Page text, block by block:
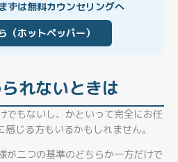
ずは無料カウンセリングへ
（ホットペッパー）
れないときは
でもないし、かといって完全にお任
じる方もいるかもしれません。
が二つの基準のどちらか一方だけで